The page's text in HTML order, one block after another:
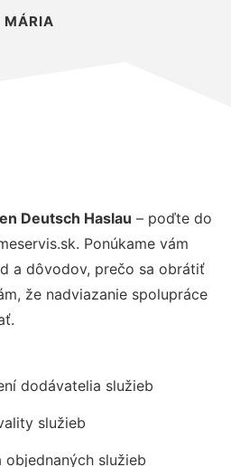
MÁRIA
Deutsch Haslau – poďte do
Ponúkame vám
a dôvodov, prečo sa obrátiť
že nadviazanie spolupráce
dodávatelia služieb
služieb
objednaných služieb